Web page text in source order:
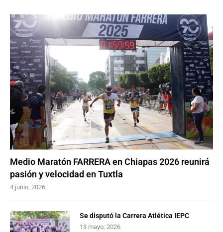
Medio Maratón FARRERA en Chiapas 2026 reunirá
pasión y velocidad en Tuxtla
4 junio, 2026
Se disputó la Carrera Atlética IEPC
18 mayo, 2026